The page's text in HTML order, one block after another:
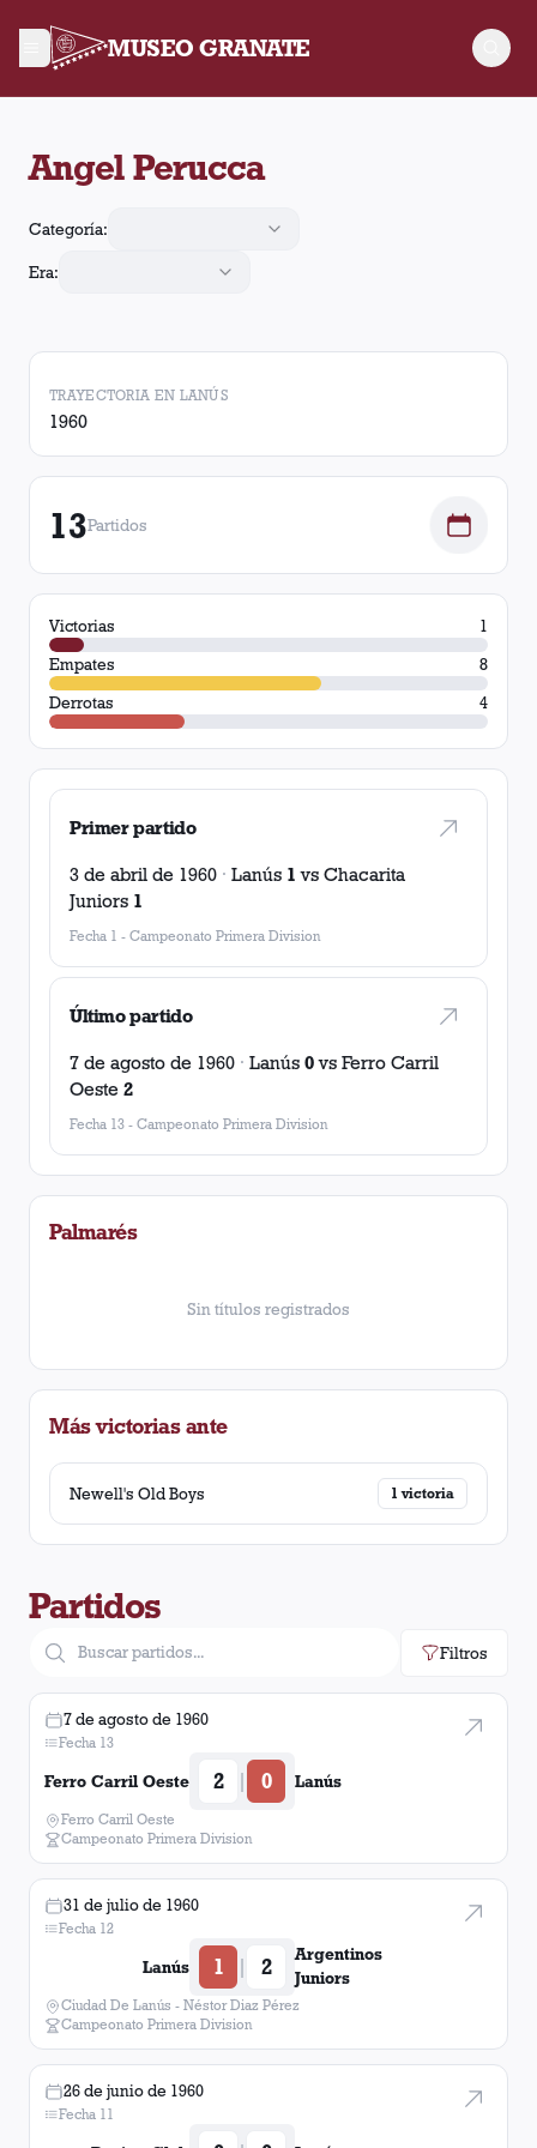
MUSEO GRANATE
Angel Perucca
Categoría:
Era:
TRAYECTORIA EN LANÚS
1960
13Partidos
Victorias
1
Empates
8
Derrotas
4
Primer partido
3 de abril de 1960 · Lanús 1 vs Chacarita
Juniors 1
Fecha 1 - Campeonato Primera Division
Último partido
7 de agosto de 1960 · Lanús 0vs Ferro Carril
Oeste 2
Fecha 13 - Campeonato Primera Division
Palmarés
Sin títulos registrados
Más victorias ante
Newell's Old Boys 1 victoria
Partidos
Filtros
7 de agosto de 1960
Fecha 13
Ferro Carril Oeste 2 | 0 Lanús
Ferro Carril Oeste
Campeonato Primera Division
31 de julio de 1960
Fecha 12
Lanús 1 | 2
Argentinos
Juniors
Ciudad De Lanús - Néstor Diaz Pérez
Campeonato Primera Division
26 de junio de 1960
Fecha 11